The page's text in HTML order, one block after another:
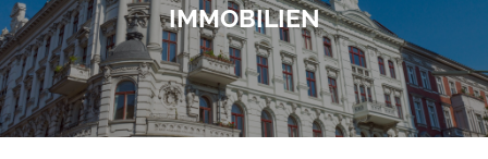
IMMOBILIEN